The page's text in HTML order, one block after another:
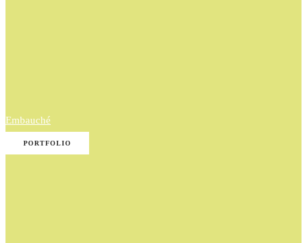
Embauché
PORTFOLIO